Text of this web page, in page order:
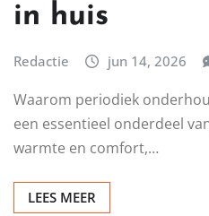
in huis
Redactie jun 14, 2026
Waarom periodiek
een essentieel onderdeel
warmte en comfort,…
LEES MEER